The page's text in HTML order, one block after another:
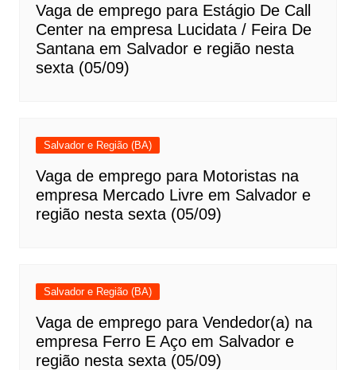
Vaga de emprego para Estágio De Call
Center na empresa Lucidata / Feira De
Santana em Salvador e região nesta
sexta (05/09)
Salvador e Região (BA)
Vaga de emprego para Motoristas na
empresa Mercado Livre em Salvador e
região nesta sexta (05/09)
Salvador e Região (BA)
Vaga de emprego para Vendedor(a) na
empresa Ferro E Aço em Salvador e
região nesta sexta (05/09)